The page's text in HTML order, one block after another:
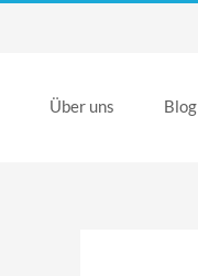
Über uns Blog